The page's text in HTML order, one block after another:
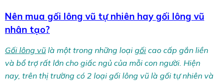
Nên mua gối lông vũ tự nhiên hay gối lông vũ
nhân tạo?
Gối lông vũ là một trong những loại gối cao cấp gắn liền
và bổ trợ rất lớn cho giấc ngủ của mỗi con người. Hiện
nay, trên thị trường có 2 loại gối lông vũ là gối tự nhiên và